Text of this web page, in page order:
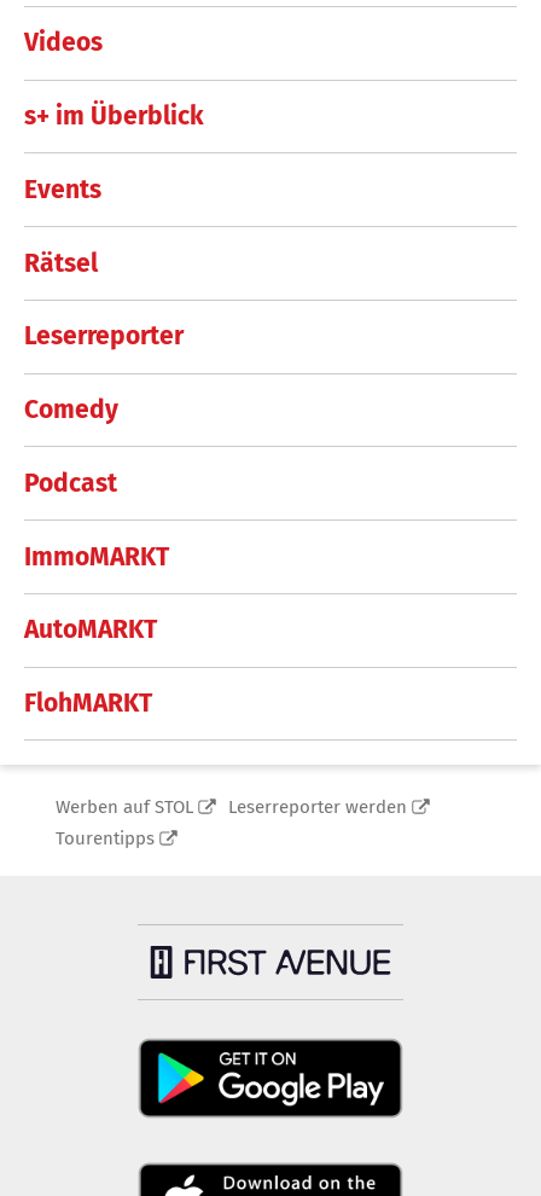
Videos
s+ im Überblick
Events
Rätsel
Leserreporter
Comedy
Podcast
ImmoMARKT
AutoMARKT
FlohMARKT
Werben auf STOL
Leserreporter werden
Tourentipps